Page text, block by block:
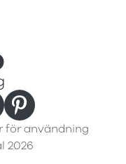
för användning
2026